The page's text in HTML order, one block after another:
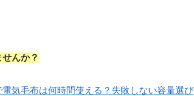
んか？
気毛布は何時間使える？失敗しない容量選び